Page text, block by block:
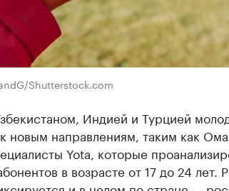
Shutterstock.com
Индией и Турцией
новым направлениям, таким как
Yota, которые
в возрасте от 17 до 24 лет.